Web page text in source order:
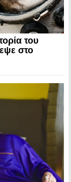
του
στο